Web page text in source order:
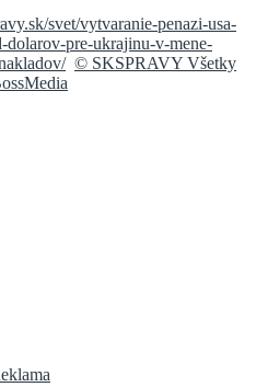
svet/vytvaranie-penazi-usa-
pre-ukrajinu-v-mene-
© SKSPRAVY Všetky